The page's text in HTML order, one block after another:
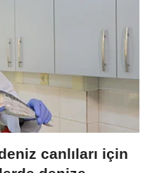
canlıları için